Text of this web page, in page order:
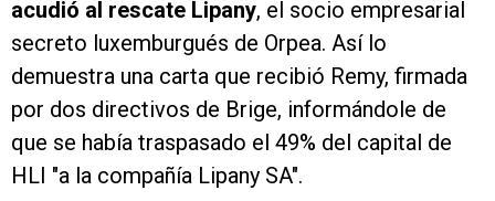
acudió al rescate Lipany, el socio empresarial
secreto luxemburgués de Orpea. Así lo
demuestra una carta que recibió Remy, firmada
por dos directivos de Brige, informándole de
que se había traspasado el 49% del capital de
HLI "a la compañía Lipany SA".